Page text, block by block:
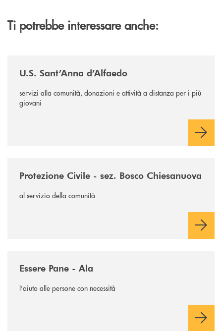
Ti potrebbe interessare anche:
U.S. Sant’Anna d’Alfaedo
servizi alla comunità, donazioni e attività a distanza per i più
giovani
Protezione Civile - sez. Bosco Chiesanuova
al servizio della comunità
Essere Pane - Ala
l'aiuto alle persone con necessità